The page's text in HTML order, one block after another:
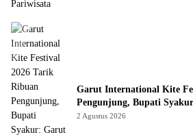
Garut International Kite
Pengunjung, Bupati
Dunia
2 Agustus 2026